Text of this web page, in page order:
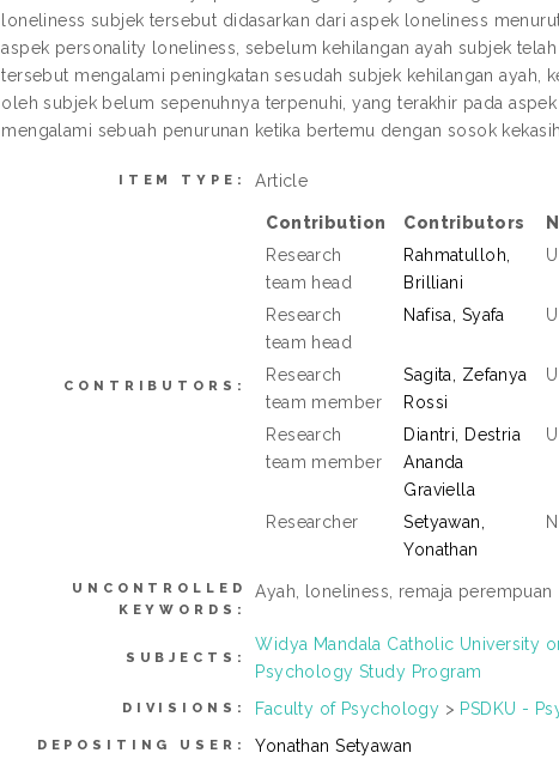
loneliness subjek tersebut didasarkan dari aspek loneliness
aspek personality loneliness, sebelum kehilangan ayah subjek
tersebut mengalami peningkatan sesudah subjek kehilangan
oleh subjek belum sepenuhnya terpenuhi, yang terakhir pada
mengalami sebuah penurunan ketika bertemu dengan sosok
ITEM TYPE: Article
CONTRIBUTORS:
Contribution Contributors
Research
team head
Rahmatulloh,
Brilliani
Research
team head
Nafisa, Syafa
Research
team member
Sagita, Zefanya
Rossi
Research
team member
Diantri, Destria
Ananda
Graviella
Researcher
Setyawan,
Yonathan
UNCONTROLLED
KEYWORDS:
Ayah, loneliness, remaja perempuan
SUBJECTS:
Widya Mandala Catholic University
Psychology Study Program
DIVISIONS: Faculty of Psychology > PSDKU -
DEPOSITING USER: Yonathan Setyawan